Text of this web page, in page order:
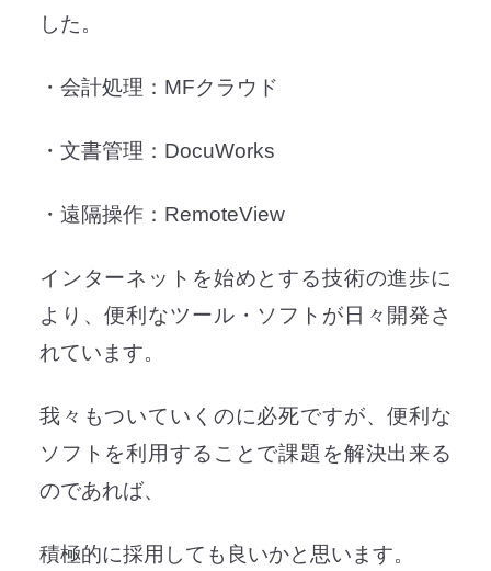
した。
・会計処理：MFクラウド
・文書管理：DocuWorks
・遠隔操作：RemoteView
インターネットを始めとする技術の進歩に
より、便利なツール・ソフトが日々開発さ
れています。
我々もついていくのに必死ですが、便利な
ソフトを利用することで課題を解決出来る
のであれば、
積極的に採用しても良いかと思います。